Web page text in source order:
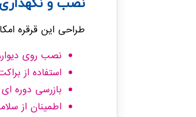
طراحی این قرقره
نصب روی
استفاده از
بازرسی دوره
اطمینان از